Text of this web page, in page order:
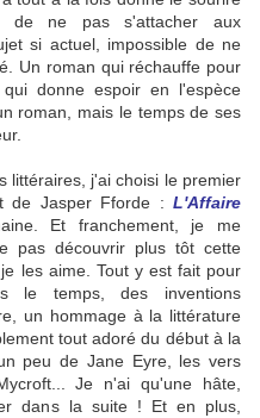
de ne pas s'attacher aux
si actuel, impossible de ne
Un roman qui réchauffe pour
donne espoir en l'espèce
roman, mais le temps de ses
littéraires, j'ai choisi le premier
de Jasper Fforde : L'Affaire
Et franchement, je me
pas découvrir plus tôt cette
les aime. Tout y est fait pour
le temps, des inventions
un hommage à la littérature
tout adoré du début à la
peu de Jane Eyre, les vers
Je n'ai qu'une hâte,
dans la suite ! Et en plus,